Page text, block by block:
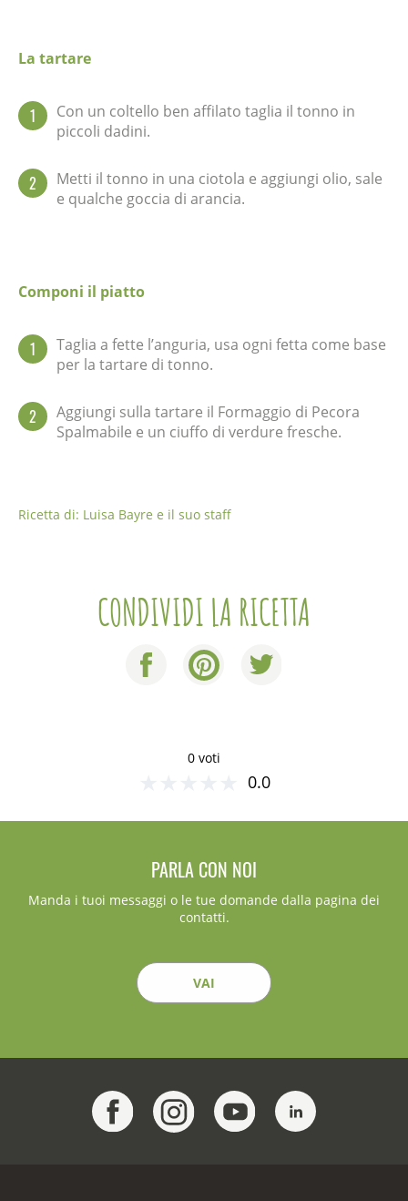
La tartare
1
Con un coltello ben affilato taglia il tonno in
piccoli dadini.
2
Metti il tonno in una ciotola e aggiungi olio, sale
e qualche goccia di arancia.
Componi il piatto
1
Taglia a fette l’anguria, usa ogni fetta come base
per la tartare di tonno.
2
Aggiungi sulla tartare il Formaggio di Pecora
Spalmabile e un ciuffo di verdure fresche.
Ricetta di: Luisa Bayre e il suo staff
CONDIVIDI LA RICETTA
0 voti
0.0
PARLA CON NOI
Manda i tuoi messaggi o le tue domande dalla pagina dei
contatti.
VAI